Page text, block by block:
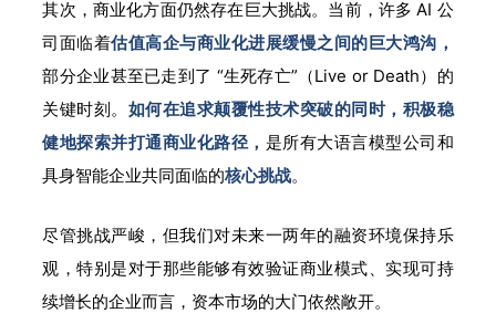
其次，商业化方面仍然存在巨大挑战。当前，许多 AI 公
司面临着估值高企与商业化进展缓慢之间的巨大鸿沟，
部分企业甚至已走到了 “生死存亡”（Live or Death）的
关键时刻。 如何在追求颠覆性技术突破的同时，积极稳
健地探索并打通商业化路径， 是所有大语言模型公司和
具身智能企业共同面临的核心挑战。
尽管挑战严峻，但我们对未来一两年的融资环境保持乐
观，特别是对于那些能够有效验证商业模式、实现可持
续增长的企业而言，资本市场的大门依然敞开。